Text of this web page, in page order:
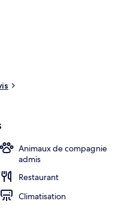
adorent le personnel
Animaux de compagnie
admis
Restaurant
Climatisation